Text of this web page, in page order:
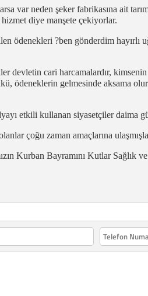
var neden şeker fabrikasına ait
diye manşete çekiyorlar.
ödenekleri ?ben gönderdim hayırlı
devletin cari harcamalardır, kimsenin
ödeneklerin gelmesinde aksama
etkili kullanan siyasetçiler daima
çoğu zaman amaçlarına
Kurban Bayramını Kutlar Sağlık